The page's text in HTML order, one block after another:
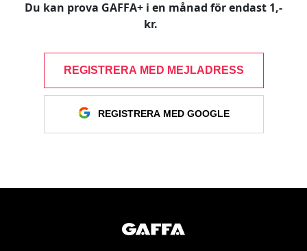
Du kan prova GAFFA+ i en månad för endast 1,-
kr.
REGISTRERA MED MEJLADRESS
REGISTRERA MED GOOGLE